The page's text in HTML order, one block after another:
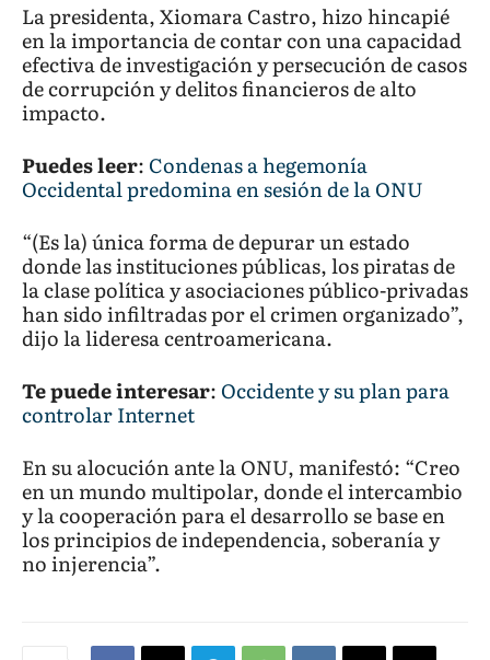
La presidenta, Xiomara Castro, hizo hincapié
en la importancia de contar con una capacidad
efectiva de investigación y persecución de casos
de corrupción y delitos financieros de alto
impacto.
Puedes leer: Condenas a hegemonía
Occidental predomina en sesión de la ONU
“(Es la) única forma de depurar un estado
donde las instituciones públicas, los piratas de
la clase política y asociaciones público-privadas
han sido infiltradas por el crimen organizado”,
dijo la lideresa centroamericana.
Te puede interesar: Occidente y su plan para
controlar Internet
En su alocución ante la ONU, manifestó: “Creo
en un mundo multipolar, donde el intercambio
y la cooperación para el desarrollo se base en
los principios de independencia, soberanía y
no injerencia”.